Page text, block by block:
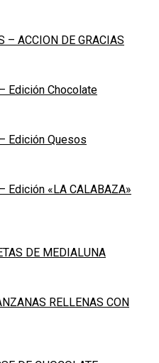
– ACCION DE GRACIAS
Edición Chocolate
Edición Quesos
Edición «LA CALABAZA»
DE MEDIALUNA
RELLENAS CON